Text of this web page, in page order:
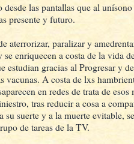
las pantallas que al
presente y futuro.
aterrorizar, paralizar y
se enriquecen a costa de la vida
estudian gracias al Progresar y
vacunas. A costa de lxs
en redes de trata de
tras reducir a cosa a
su suerte y a la muerte evitable,
de tareas de la TV.